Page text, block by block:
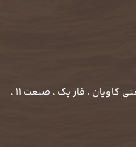
خراسان رضوی ، مشهد ، شهرک صنعتی کاویان ، فاز یک ، صنعت 11 ،